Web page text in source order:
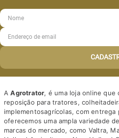
AAgrotrator, é uma loja online que
reposição para tratores,
implementosagrícolas, com entrega
oferecemos uma ampla variedade
marcas do mercado, como Valtra,